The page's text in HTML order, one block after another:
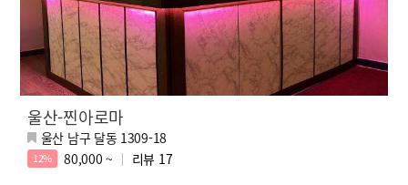
울산-찐아로마
울산 남구 달동 1309-18
12% 80,000 ~ 리뷰 17